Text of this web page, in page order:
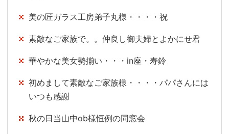
美の匠ガラス工房弟子丸様・・・・祝
素敵なご家族で。。仲良し御夫婦とよかにせ君
華やかな美女勢揃い・・・in座・寿鈴
初めまして素敵なご家族様・・・・パパさんには
いつも感謝
秋の日当山中ob様恒例の同窓会